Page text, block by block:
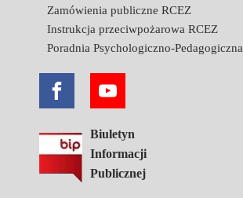
Zamówienia publiczne RCEZ
Instrukcja przeciwpożarowa RCEZ
Poradnia Psychologiczno-Pedagogiczna
Biuletyn
Informacji
Publicznej